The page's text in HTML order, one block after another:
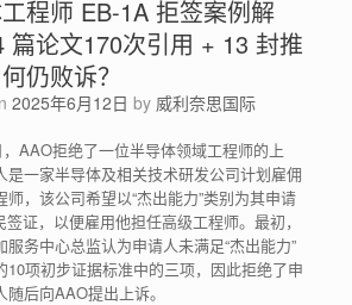
程师 EB-1A 拒签案例解
篇论文170次引用 + 13 封推
仍败诉？
2025年6月12日 by 威利奈思国际
AAO拒绝了一位半导体领域工程师的上
是一家半导体及相关技术研发公司计划雇佣
师，该公司希望以“杰出能力”类别为其申请
签证，以便雇用他担任高级工程师。最初，
服务中心总监认为申请人未满足“杰出能力”
10项初步证据标准中的三项，因此拒绝了申
随后向AAO提出上诉。